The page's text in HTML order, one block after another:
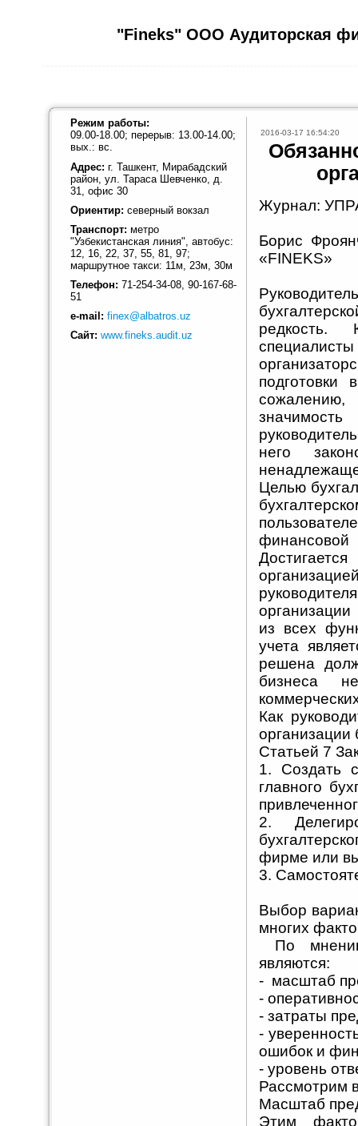
"Fineks" ООО Аудиторская
Режим работы:
09.00-18.00; перерыв: 13.00-14.00;
вых.: вс.
Адрес: г. Ташкент, Мирабадский
район, ул. Тараса Шевченко, д.
31, офис 30
Ориентир: северный вокзал
Транспорт: метро
"Узбекистанская линия", автобус:
12, 16, 22, 37, 55, 81, 97;
маршрутное такси: 11м, 23м, 30м
Телефон: 71-254-34-08, 90-167-68-
51
e-mail: finex@albatros.uz
Сайт: www.fineks.audit.uz
2016-03-17 16:54:20
Журнал:
Борис
«FINEKS»
редкость.
подготовки
него
Целью
организации
из всех
учета
решена
бизнеса
Как
организации
Статьей 7
1. Создать
главного
2.
фирме или
3.
Выбор
многих
По
являются:
- масштаб
-
- затраты
-
ошибок и
- уровень
Рассмотрим
Масштаб
Этим